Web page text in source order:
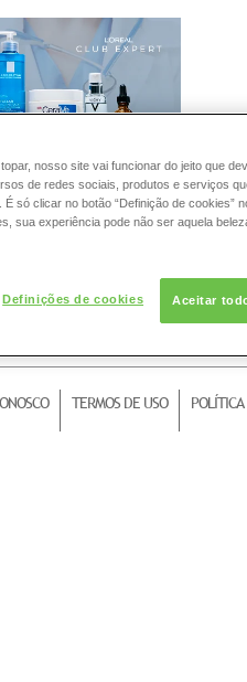
CONSULTORIA DE
TERMOS DE USO
nosso site vai funcionar do jeito que
de redes sociais, produtos e serviços
só clicar no botão “Definição de cookies”
sua experiência pode não ser aquela
Definições de cookies Aceitar